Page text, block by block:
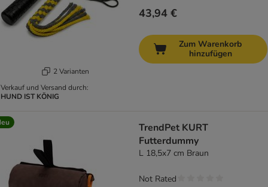
2 Varianten
Verkauf und Versand durch:
HUND IST KÖNIG
43,94 €
Zum Warenkorb
hinzufügen
TrendPet KURT
Futterdummy
L 18,5x7 cm Braun
Not Rated